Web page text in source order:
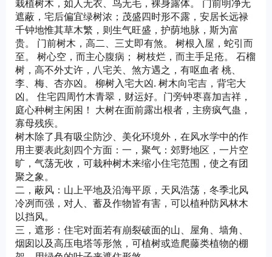
栽植树木，如人无衣、鸟无毛，裸身露体。 门前明净无
遮蔽，宅后偏宜绿树浓；茂盛四时形不露，安居长远禄
千钟地惟其草木繁，则生气旺盛，护荫地脉，斯为富
贵。 门前树木，高二、三丈即有煞。 树根入屋，蛇引而
至。 树心空，而主心腹病； 树枝烂，而主手足疮。 石榴
树，高不外丈许，八宅关、煞方遇之，有呕血者 桃、
李、梅、杏亦凶。 柳树入宅大凶. 树木向宅吉，背宅大
凶。 住宅四周竹木青翠，财运好。门旁钟枣喜加吉祥，
庭心种树主闲困！ 大树在面前露出根者，主痨疯气蛊，
寡母残疾。
树木除了具有吸尘防沙、美化环境外，在风水学中的作
用主要表此刻四个方面：一，聚气：郊野地区，一片空
旷，气荡无收，可栽种树木来缩小住宅范围，使之有团
聚之象。
二，蔽风：山上平地及沿海平原，天风浩荡，冬季北风
冷冽而强，对人、蓄及作物皆有害，可以植种防风林木
以挡风。
三，遮形：住宅对面若有崩裂破面的山、屋角、墙角、
烟囱以及高压电塔等形煞，可植树或造爬藤类植物的棚